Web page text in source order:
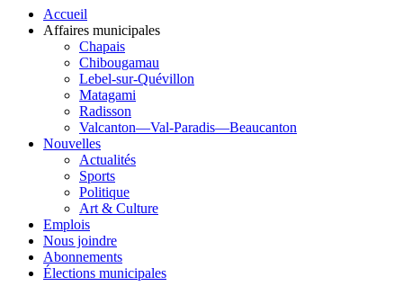
Accueil
Affaires municipales
Chapais
Chibougamau
Lebel-sur-Quévillon
Matagami
Radisson
Valcanton—Val-Paradis—Beaucanton
Nouvelles
Actualités
Sports
Politique
Art & Culture
Emplois
Nous joindre
Abonnements
Élections municipales